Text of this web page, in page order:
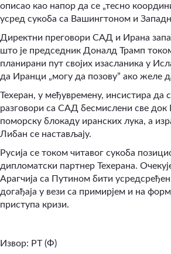
описао као напор да се „тесно
усред сукоба са Вашингтоном и
Директни преговори САД и Ирана
што је председник Доналд Трамп
планирани пут својих изасланика у
да Иранци „могу да позову” ако желе
Техеран, у међувремену, инсистира да
разговори са САД бесмислени све
поморску блокаду иранских лука, а
Либан се настављају.
Русија се током читавог сукоба
дипломатски партнер Техерана.
Арагчија са Путином бити усредсређен
догађаја у вези са примирјем и на
приступа кризи.
Извор: РТ (Ф)